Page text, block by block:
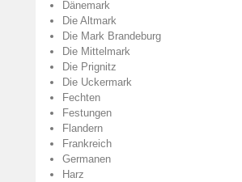
Dänemark
Die Altmark
Die Mark Brandeburg
Die Mittelmark
Die Prignitz
Die Uckermark
Fechten
Festungen
Flandern
Frankreich
Germanen
Harz